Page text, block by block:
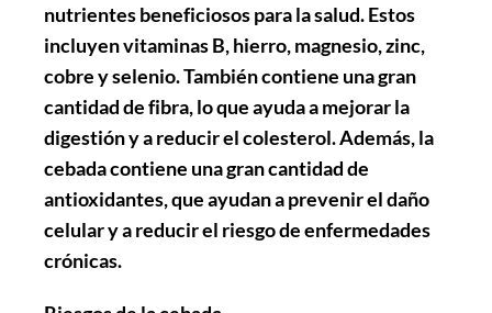
nutrientes beneficiosos para la salud. Estos
incluyen vitaminas B, hierro, magnesio, zinc,
cobre y selenio. También contiene una gran
cantidad de fibra, lo que ayuda a mejorar la
digestión y a reducir el colesterol. Además, la
cebada contiene una gran cantidad de
antioxidantes, que ayudan a prevenir el daño
celular y a reducir el riesgo de enfermedades
crónicas.